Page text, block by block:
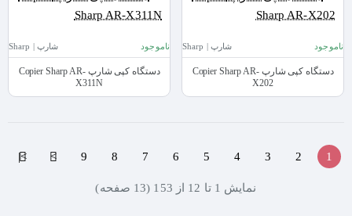
ناموجود شارپ | Sharp
دستگاه کپی شارپ Copier Sharp AR-
X202
ناموجود شارپ | Sharp
دستگاه کپی شارپ Copier Sharp AR-
X311N
1
2
3
4
5
6
7
8
9
>
>|
نمايش 1 تا 12 از 153 (13 صفحه)